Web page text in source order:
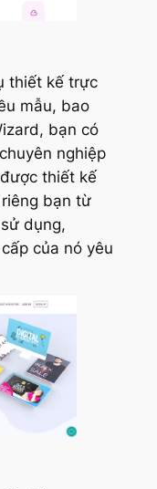
thiết kế trực
mẫu, bao
bạn có
nghiệp
thiết kế
bạn từ
dụng,
của nó yêu